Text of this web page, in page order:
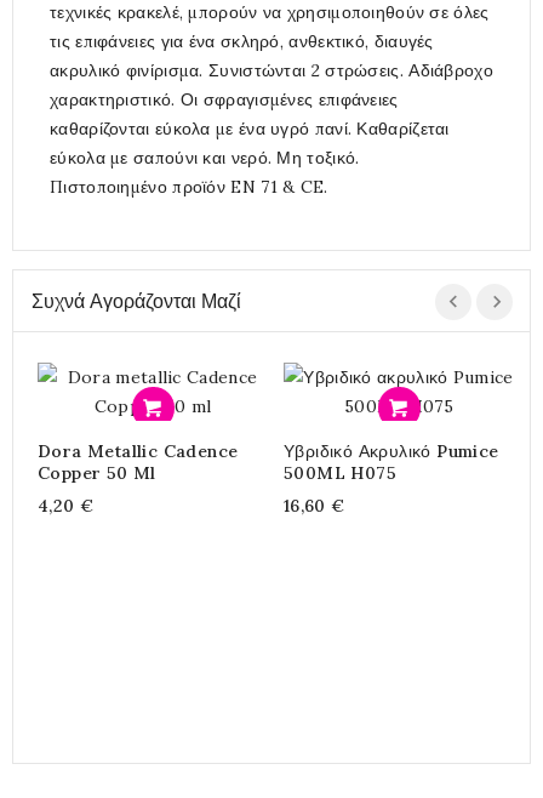
τεχνικές κρακελέ, μπορούν να χρησιμοποιηθούν σε όλες
τις επιφάνειες για ένα σκληρό, ανθεκτικό, διαυγές
ακρυλικό φινίρισμα. Συνιστώνται 2 στρώσεις. Αδιάβροχο
χαρακτηριστικό. Οι σφραγισμένες επιφάνειες
καθαρίζονται εύκολα με ένα υγρό πανί. Καθαρίζεται
εύκολα με σαπούνι και νερό. Μη τοξικό.
Πιστοποιημένο προϊόν EN 71 & CE.
Συχνά Αγοράζονται Μαζί
Dora Metallic Cadence
Copper 50 Ml
4,20 €
Υβριδικό Ακρυλικό Pumice
500ML H075
16,60 €